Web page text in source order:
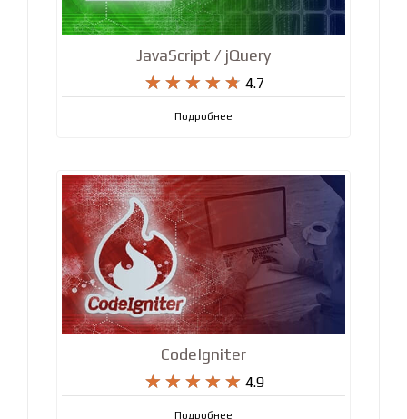
JavaScript / jQuery
    
     4.7
Подробнее
CodeIgniter
    
     4.9
Подробнее